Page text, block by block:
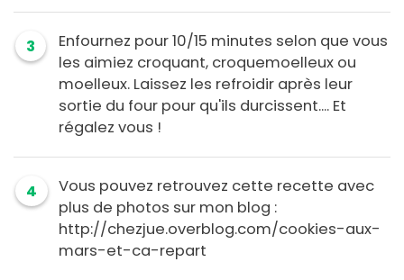
3
Enfournez pour 10/15 minutes selon que vous
les aimiez croquant, croquemoelleux ou
moelleux. Laissez les refroidir après leur
sortie du four pour qu'ils durcissent.... Et
régalez vous !
4
Vous pouvez retrouvez cette recette avec
plus de photos sur mon blog :
http://chezjue.overblog.com/cookies-aux-
mars-et-ca-repart